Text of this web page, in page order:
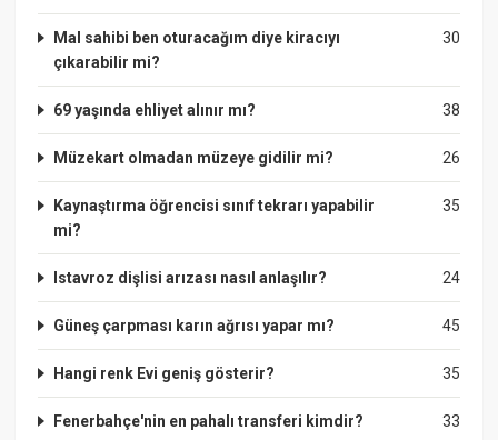
30
Mal sahibi ben oturacağım diye kiracıyı
çıkarabilir mi?
38
69 yaşında ehliyet alınır mı?
26
Müzekart olmadan müzeye gidilir mi?
35
Kaynaştırma öğrencisi sınıf tekrarı yapabilir
mi?
24
Istavroz dişlisi arızası nasıl anlaşılır?
45
Güneş çarpması karın ağrısı yapar mı?
35
Hangi renk Evi geniş gösterir?
33
Fenerbahçe'nin en pahalı transferi kimdir?